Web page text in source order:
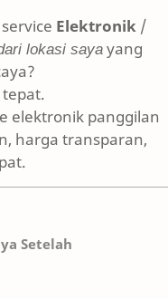
Elektronik /
lokasi sayayang
elektronik panggilan
harga transparan,
Setelah